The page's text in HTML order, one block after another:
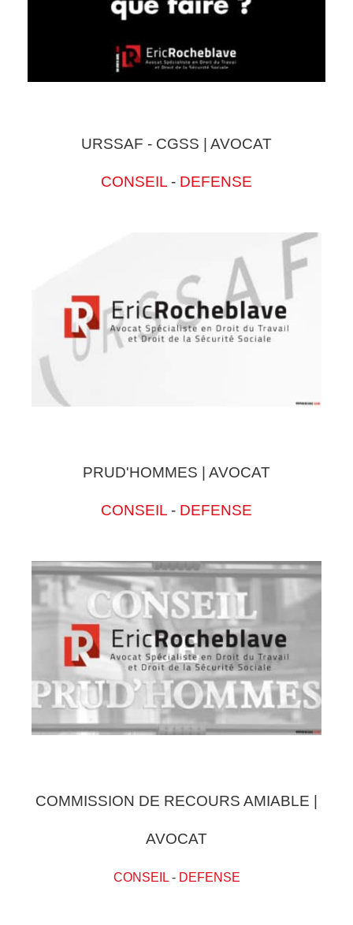
URSSAF - CGSS | AVOCAT
CONSEIL - DEFENSE
PRUD'HOMMES | AVOCAT
CONSEIL - DEFENSE
COMMISSION DE RECOURS AMIABLE |
AVOCAT
CONSEIL- DEFENSE